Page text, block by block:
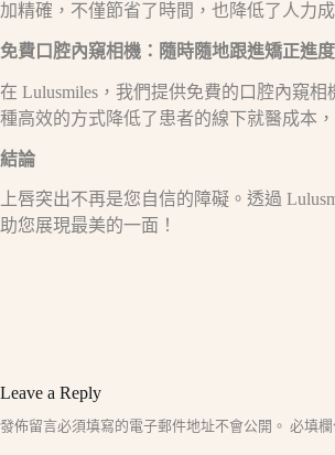
加精確，不僅節省了時間，也降低了人力
免費口腔內窺相機：隨時隨地跟進矯正進度
在 Lulusmiles，我們提供免費的口腔內窺
種高效的方式降低了患者的線下就醫成本
結論
上唇突出不再是您自信的障礙。透過
助您展現最美的一面！
Leave a Reply
發佈留言必須填寫的電子郵件地址不會公開。 必填
A